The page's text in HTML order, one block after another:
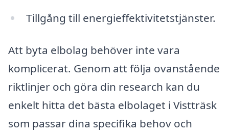
Tillgång till energieffektivitetstjänster.
Att byta elbolag behöver inte vara
komplicerat. Genom att följa ovanstående
riktlinjer och göra din research kan du
enkelt hitta det bästa elbolaget i Vistträsk
som passar dina specifika behov och